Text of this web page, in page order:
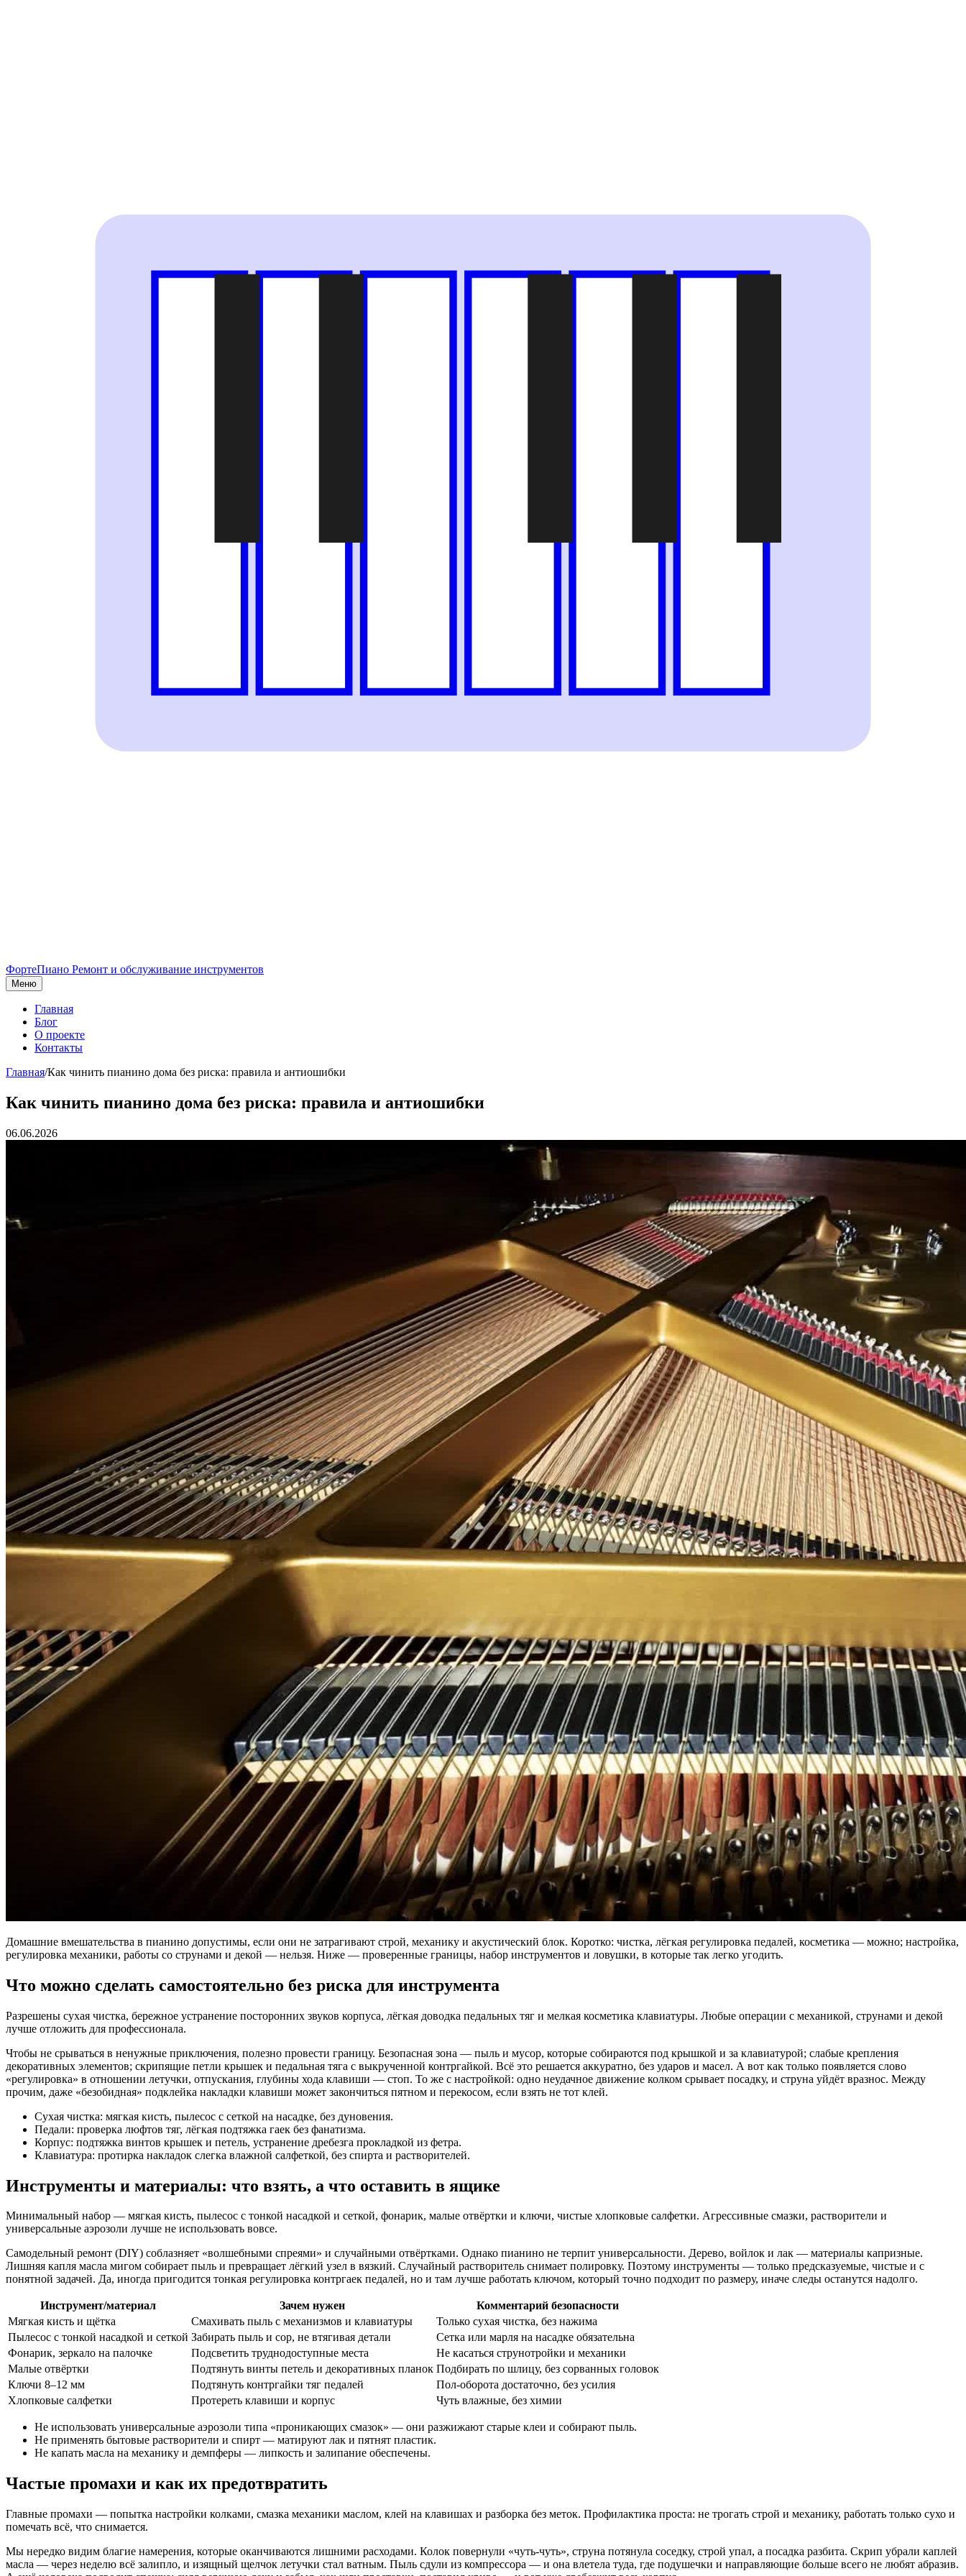
ФортеПиано Ремонт и обслуживание инструментов
Меню
Главная
Блог
О проекте
Контакты
Главная/Как чинить пианино дома без риска: правила и антиошибки
Как чинить пианино дома без риска: правила и антиошибки
06.06.2026
Домашние вмешательства в пианино допустимы, если они не затрагивают строй, механику и акустический блок. Коротко: чистка, лёгкая регулировка педалей, косметика — можно; настройка,
регулировка механики, работы со струнами и декой — нельзя. Ниже — проверенные границы, набор инструментов и ловушки, в которые так легко угодить.
Что можно сделать самостоятельно без риска для инструмента
Разрешены сухая чистка, бережное устранение посторонних звуков корпуса, лёгкая доводка педальных тяг и мелкая косметика клавиатуры. Любые операции с механикой, струнами и декой
лучше отложить для профессионала.
Чтобы не срываться в ненужные приключения, полезно провести границу. Безопасная зона — пыль и мусор, которые собираются под крышкой и за клавиатурой; слабые крепления
декоративных элементов; скрипящие петли крышек и педальная тяга с выкрученной контргайкой. Всё это решается аккуратно, без ударов и масел. А вот как только появляется слово
«регулировка» в отношении летучки, отпускания, глубины хода клавиши — стоп. То же с настройкой: одно неудачное движение колком срывает посадку, и струна уйдёт вразнос. Между
прочим, даже «безобидная» подклейка накладки клавиши может закончиться пятном и перекосом, если взять не тот клей.
Сухая чистка: мягкая кисть, пылесос с сеткой на насадке, без дуновения.
Педали: проверка люфтов тяг, лёгкая подтяжка гаек без фанатизма.
Корпус: подтяжка винтов крышек и петель, устранение дребезга прокладкой из фетра.
Клавиатура: протирка накладок слегка влажной салфеткой, без спирта и растворителей.
Инструменты и материалы: что взять, а что оставить в ящике
Минимальный набор — мягкая кисть, пылесос с тонкой насадкой и сеткой, фонарик, малые отвёртки и ключи, чистые хлопковые салфетки. Агрессивные смазки, растворители и
универсальные аэрозоли лучше не использовать вовсе.
Самодельный ремонт (DIY) соблазняет «волшебными спреями» и случайными отвёртками. Однако пианино не терпит универсальности. Дерево, войлок и лак — материалы капризные.
Лишняя капля масла мигом собирает пыль и превращает лёгкий узел в вязкий. Случайный растворитель снимает полировку. Поэтому инструменты — только предсказуемые, чистые и с
понятной задачей. Да, иногда пригодится тонкая регулировка контргаек педалей, но и там лучше работать ключом, который точно подходит по размеру, иначе следы останутся надолго.
Инструмент/материал Зачем нужен
Комментарий безопасности
Мягкая кисть и щётка
Смахивать пыль с механизмов и клавиатуры
Только сухая чистка, без нажима
Пылесос с тонкой насадкой и сеткой Забирать пыль и сор, не втягивая детали
Сетка или марля на насадке обязательна
Фонарик, зеркало на палочке
Подсветить труднодоступные места
Не касаться струнотройки и механики
Малые отвёртки
Подтянуть винты петель и декоративных планок Подбирать по шлицу, без сорванных головок
Ключи 8–12 мм
Подтянуть контргайки тяг педалей
Пол-оборота достаточно, без усилия
Хлопковые салфетки
Протереть клавиши и корпус Чуть влажные, без химии
Не использовать универсальные аэрозоли типа «проникающих смазок» — они разжижают старые клеи и собирают пыль.
Не применять бытовые растворители и спирт — матируют лак и пятнят пластик.
Не капать масла на механику и демпферы — липкость и залипание обеспечены.
Частые промахи и как их предотвратить
Главные промахи — попытка настройки колками, смазка механики маслом, клей на клавишах и разборка без меток. Профилактика проста: не трогать строй и механику, работать только сухо и
помечать всё, что снимается.
Мы нередко видим благие намерения, которые оканчиваются лишними расходами. Колок повернули «чуть‑чуть», струна потянула соседку, строй упал, а посадка разбита. Скрип убрали каплей
масла — через неделю всё залипло, и изящный щелчок летучки стал ватным. Пыль сдули из компрессора — и она влетела туда, где подушечки и направляющие больше всего не любят абразив.